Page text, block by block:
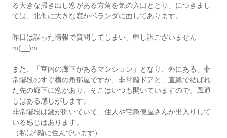
る大きな掃き出し窓がある方角を気の入口ととり」につきまし
ては、北側に大きな窓がベランダに面してあります。
昨日は誤った情報で質問してしまい、申し訳ございません
m(__)m
また、「室内の廊下があるマンション」となり、外にある、非
常階段のすぐ横の角部屋ですが、非常階ドアと、直線で結ばれ
た先の廊下に窓があり、そこはいつも開いていますので、風通
しはある感じがします。
非常階段は鍵が開いていて、住人や宅急便屋さんが出入りして
いる感じはあります。
（私は4階に住んでいます）